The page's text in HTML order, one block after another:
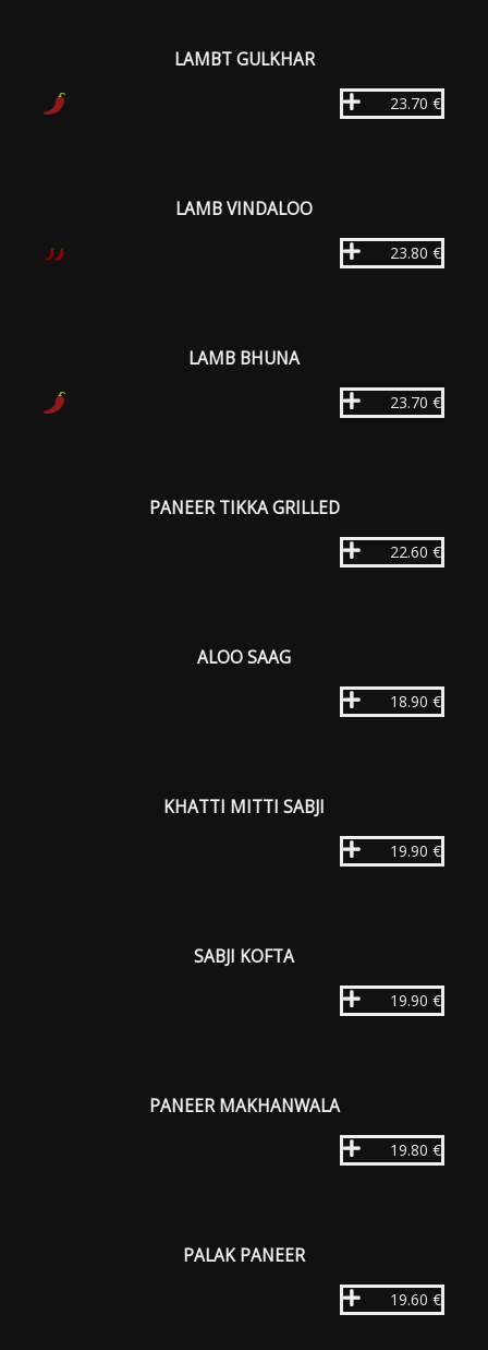
LAMBT GULKHAR
23.70 €
LAMB VINDALOO
23.80 €
LAMB BHUNA
23.70 €
PANEER TIKKA GRILLED
22.60 €
ALOO SAAG
18.90 €
KHATTI MITTI SABJI
19.90 €
SABJI KOFTA
19.90 €
PANEER MAKHANWALA
19.80 €
PALAK PANEER
19.60 €